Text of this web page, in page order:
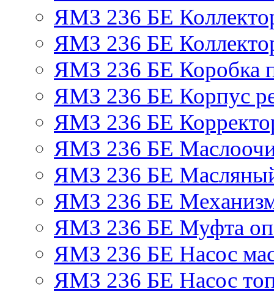
ЯМЗ 236 БЕ
ЯМЗ 236 БЕ
ЯМЗ 236 БЕ Коробка
ЯМЗ 236 БЕ Корпус
ЯМЗ 236 БЕ
ЯМЗ 236 БЕ
ЯМЗ 236 БЕ Масляный
ЯМЗ 236 БЕ Механизм
ЯМЗ 236 БЕ Муфта
ЯМЗ 236 БЕ Насос
ЯМЗ 236 БЕ Насос